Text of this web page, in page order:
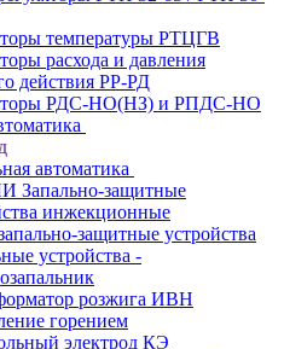
температуры РТЦГВ
расхода и давления
действия РР-РД
РДС-НО(НЗ) и РПДС-НО
автоматика
Запально-защитные
инжекционные
защитные устройства
устройства -
розжига ИВН
горением
электрод КЭ